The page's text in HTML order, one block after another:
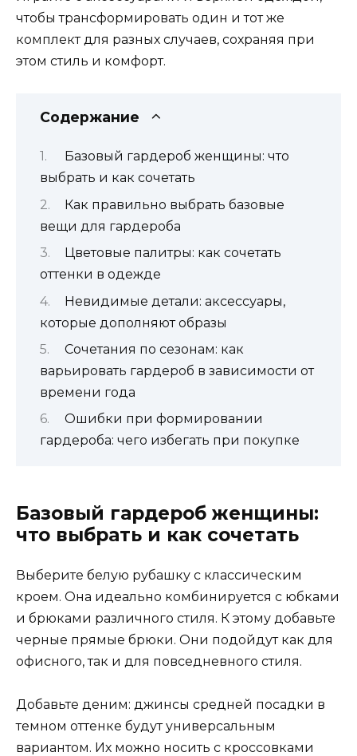
чтобы трансформировать один и тот же
комплект для разных случаев, сохраняя при
этом стиль и комфорт.
Содержание
Базовый гардероб женщины: что
выбрать и как сочетать
Как правильно выбрать базовые
вещи для гардероба
Цветовые палитры: как сочетать
оттенки в одежде
Невидимые детали: аксессуары,
которые дополняют образы
Сочетания по сезонам: как
варьировать гардероб в зависимости от
времени года
Ошибки при формировании
гардероба: чего избегать при покупке
Базовый гардероб женщины:
что выбрать и как сочетать
Выберите белую рубашку с классическим
кроем. Она идеально комбинируется с юбками
и брюками различного стиля. К этому добавьте
черные прямые брюки. Они подойдут как для
офисного, так и для повседневного стиля.
Добавьте деним: джинсы средней посадки в
темном оттенке будут универсальным
вариантом. Их можно носить с кроссовками